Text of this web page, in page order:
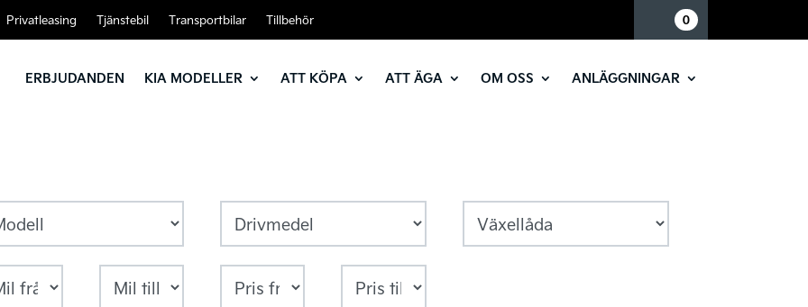
Privatleasing Tjänstebil Transportbilar Tillbehör 0
ERBJUDANDEN KIA MODELLER ATT KÖPA ATT ÄGA OM OSS ANLÄGGNINGAR